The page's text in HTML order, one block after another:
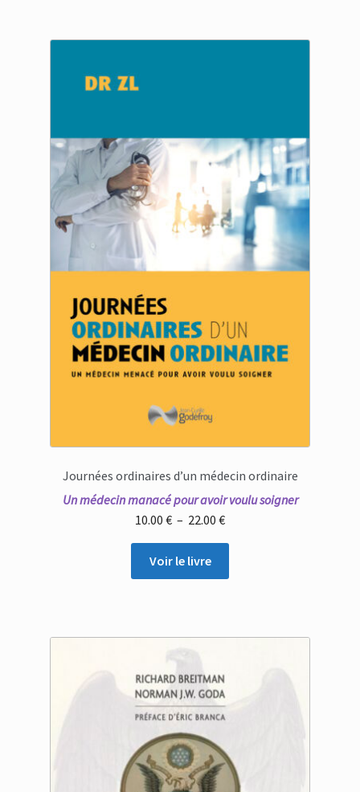
Journées ordinaires d’un médecin ordinaire
Un médecin manacé pour avoir voulu soigner
10.00 € – 22.00 €Plage
de
10.00 €
Voir le livre